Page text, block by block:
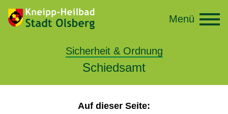
Sicherheit & Ordnung
Schiedsamt
Menü
Auf dieser Seite: